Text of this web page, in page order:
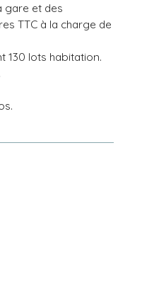
gare et des
TTC à la charge de
130 lots habitation.